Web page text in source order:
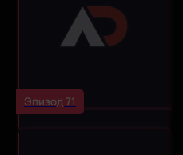
Эпизод 71